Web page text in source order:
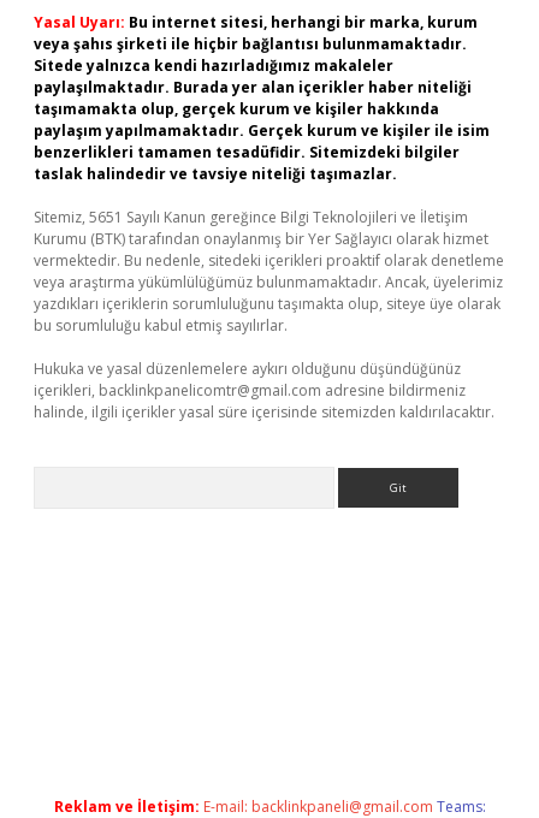
Yasal Uyarı: Bu internet sitesi, herhangi bir marka, kurum
veya şahıs şirketi ile hiçbir bağlantısı bulunmamaktadır.
Sitede yalnızca kendi hazırladığımız makaleler
paylaşılmaktadır. Burada yer alan içerikler haber niteliği
taşımamakta olup, gerçek kurum ve kişiler hakkında
paylaşım yapılmamaktadır. Gerçek kurum ve kişiler ile isim
benzerlikleri tamamen tesadüfidir. Sitemizdeki bilgiler
taslak halindedir ve tavsiye niteliği taşımazlar.
Sitemiz, 5651 Sayılı Kanun gereğince Bilgi Teknolojileri ve İletişim
Kurumu (BTK) tarafından onaylanmış bir Yer Sağlayıcı olarak hizmet
vermektedir. Bu nedenle, sitedeki içerikleri proaktif olarak denetleme
veya araştırma yükümlülüğümüz bulunmamaktadır. Ancak, üyelerimiz
yazdıkları içeriklerin sorumluluğunu taşımakta olup, siteye üye olarak
bu sorumluluğu kabul etmiş sayılırlar.
Hukuka ve yasal düzenlemelere aykırı olduğunu düşündüğünüz
içerikleri, backlinkpanelicomtr@gmail.com adresine bildirmeniz
halinde, ilgili içerikler yasal süre içerisinde sitemizden kaldırılacaktır.
Reklam ve İletişim: E-mail: backlinkpaneli@gmail.com Teams: